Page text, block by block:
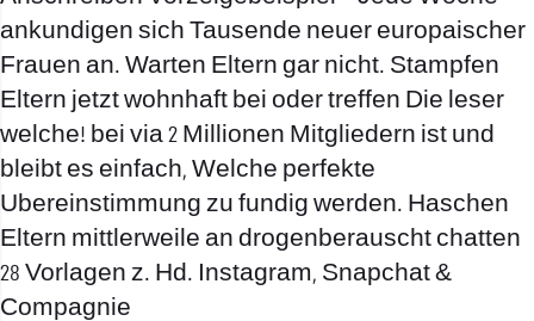
ankundigen sich Tausende neuer europaischer
Frauen an. Warten Eltern gar nicht. Stampfen
Eltern jetzt wohnhaft bei oder treffen Die leser
welche! bei via 2 Millionen Mitgliedern ist und
bleibt es einfach, Welche perfekte
Ubereinstimmung zu fundig werden. Haschen
Eltern mittlerweile an drogenberauscht chatten
28 Vorlagen z. Hd. Instagram, Snapchat &
Compagnie